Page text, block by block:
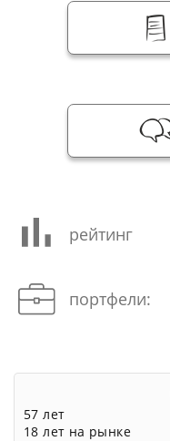
рейтинг
портфели:
57 лет
18 лет на рынке